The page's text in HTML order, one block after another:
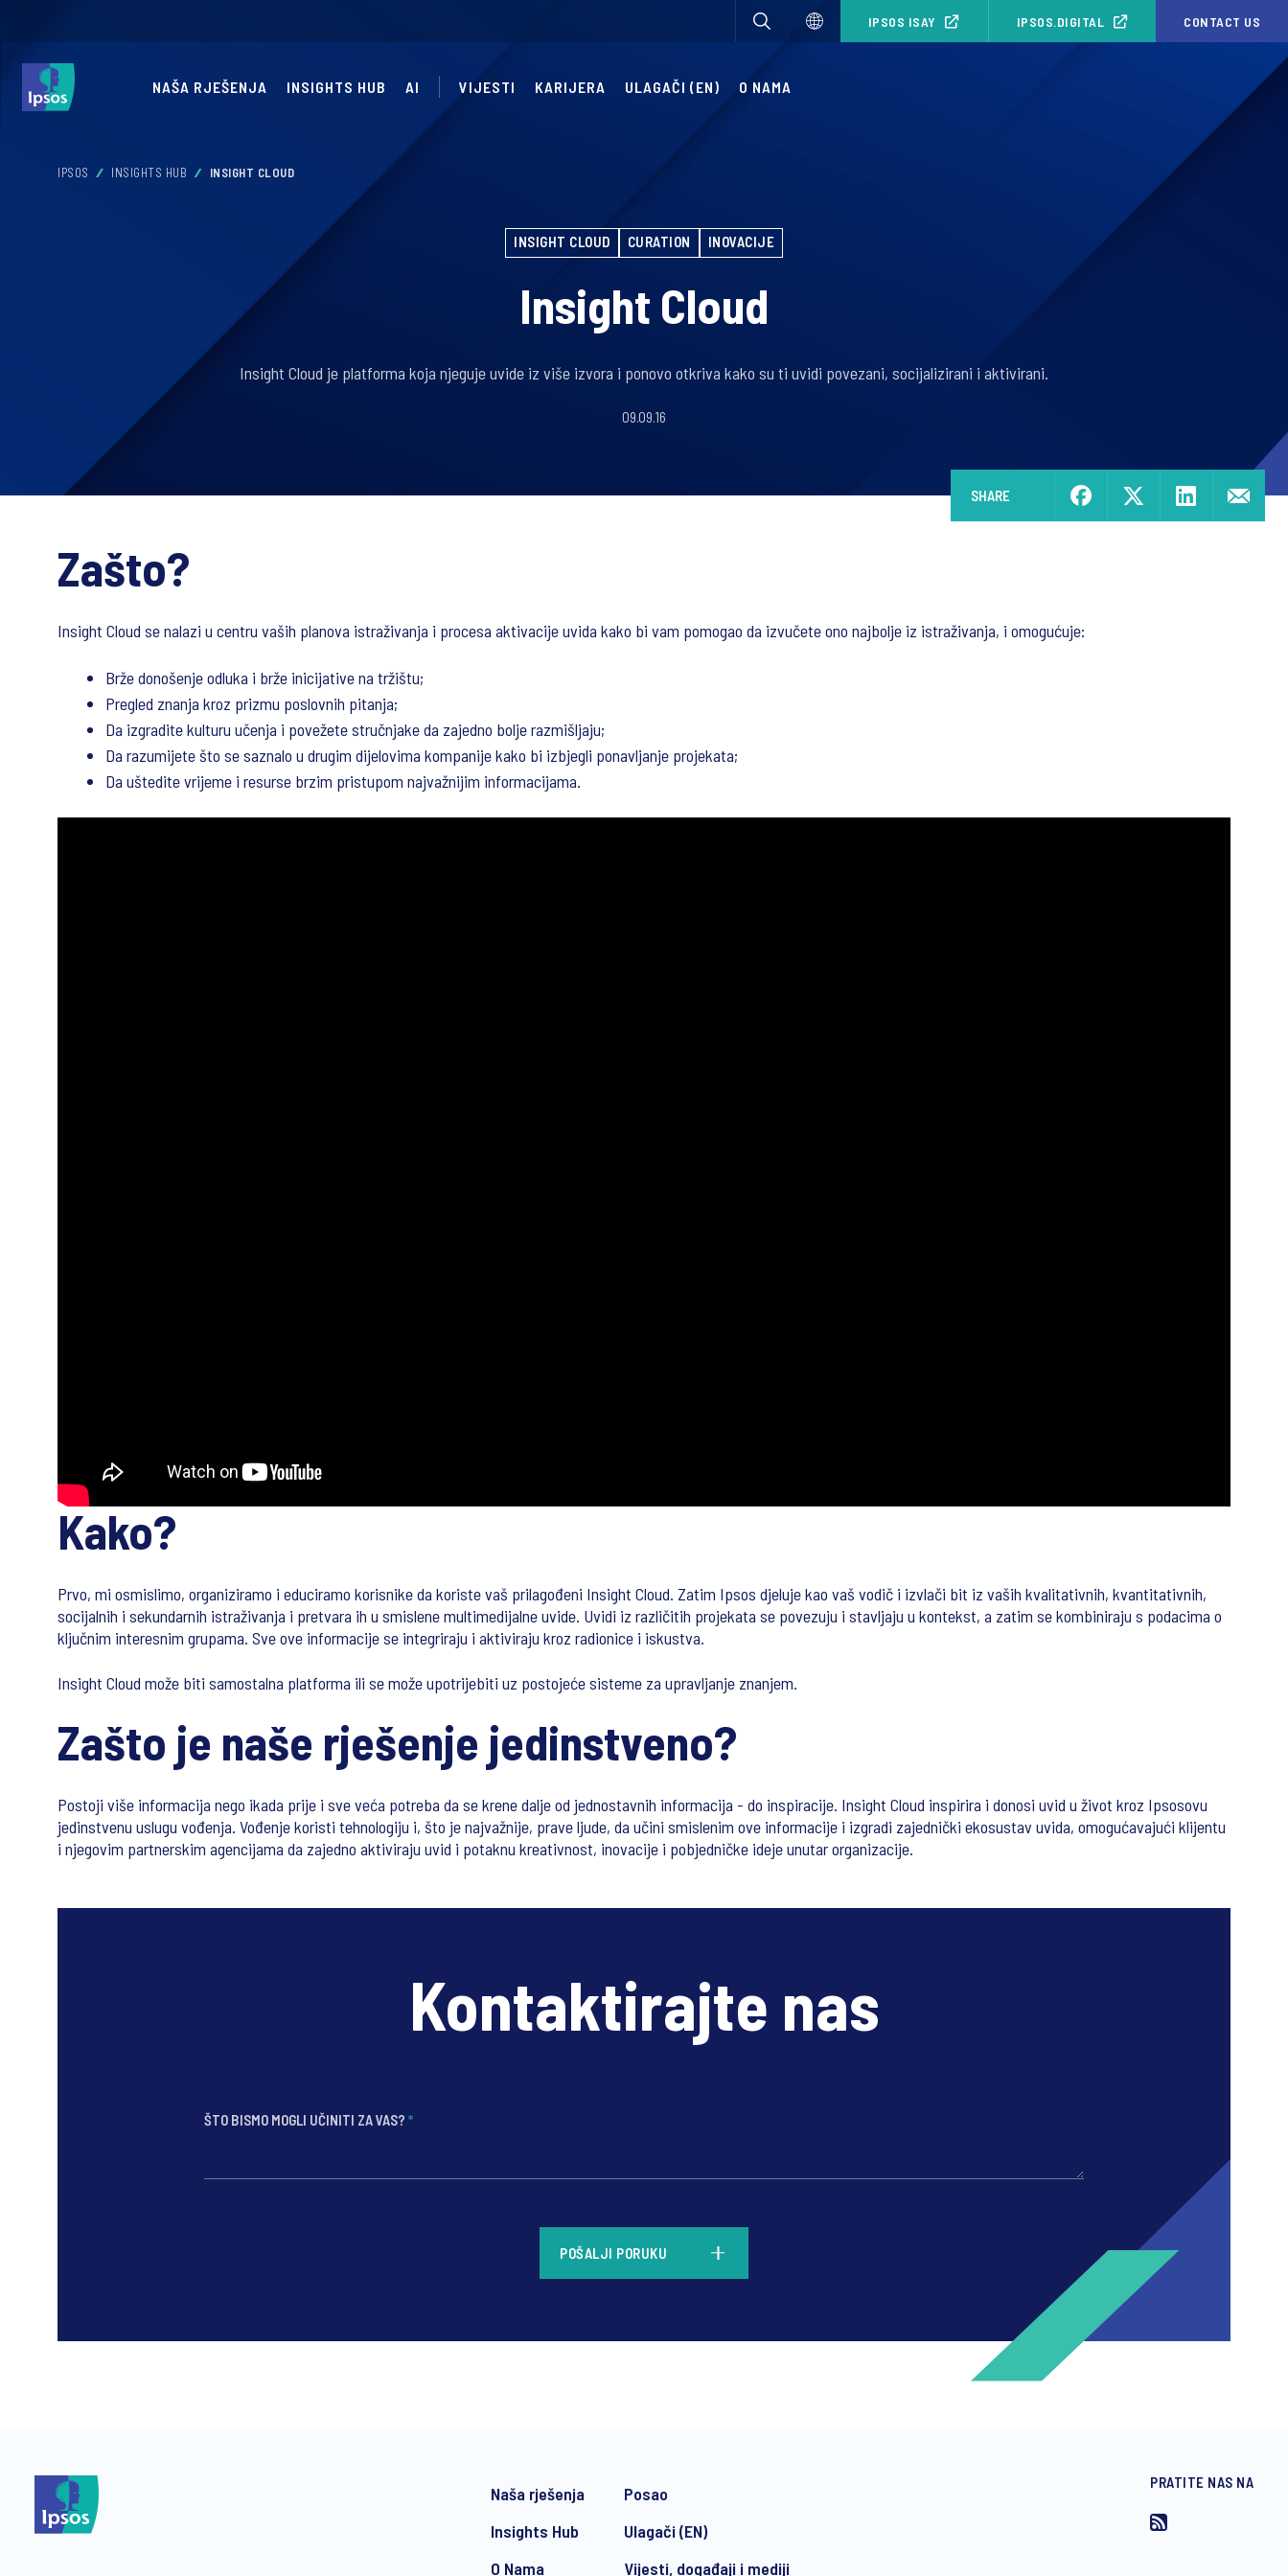
IPSOS ISAY IPSOS.DIGITAL CONTACT US
NAŠA RJEŠENJA INSIGHTS HUB AI VIJESTI KARIJERA ULAGAČI (EN) O NAMA
IPSOS INSIGHTS HUB INSIGHT CLOUD
INSIGHT CLOUD CURATION INOVACIJE
Insight Cloud
Insight Cloud je platforma koja njeguje uvide iz više izvora i ponovo otkriva kako su ti uvidi povezani, socijalizirani i aktivirani.
09.09.16
SHARE
Zašto?
Insight Cloud se nalazi u centru vaših planova istraživanja i procesa aktivacije uvida kako bi vam pomogao da izvučete ono najbolje iz istraživanja, i omogućuje:
Brže donošenje odluka i brže inicijative na tržištu;
Pregled znanja kroz prizmu poslovnih pitanja;
Da izgradite kulturu učenja i povežete stručnjake da zajedno bolje razmišljaju;
Da razumijete što se saznalo u drugim dijelovima kompanije kako bi izbjegli ponavljanje projekata;
Da uštedite vrijeme i resurse brzim pristupom najvažnijim informacijama.
Kako?
Prvo, mi osmislimo, organiziramo i educiramo korisnike da koriste vaš prilagođeni Insight Cloud. Zatim Ipsos djeluje kao vaš vodič i izvlači bit iz vaših kvalitativnih, kvantitativnih,
socijalnih i sekundarnih istraživanja i pretvara ih u smislene multimedijalne uvide. Uvidi iz različitih projekata se povezuju i stavljaju u kontekst, a zatim se kombiniraju s podacima o
ključnim interesnim grupama. Sve ove informacije se integriraju i aktiviraju kroz radionice i iskustva.
Insight Cloud može biti samostalna platforma ili se može upotrijebiti uz postojeće sisteme za upravljanje znanjem.
Zašto je naše rješenje jedinstveno?
Postoji više informacija nego ikada prije i sve veća potreba da se krene dalje od jednostavnih informacija - do inspiracije. Insight Cloud inspirira i donosi uvid u život kroz Ipsosovu
jedinstvenu uslugu vođenja. Vođenje koristi tehnologiju i, što je najvažnije, prave ljude, da učini smislenim ove informacije i izgradi zajednički ekosustav uvida, omogućavajući klijentu
i njegovim partnerskim agencijama da zajedno aktiviraju uvid i potaknu kreativnost, inovacije i pobjedničke ideje unutar organizacije.
Kontaktirajte nas
ŠTO BISMO MOGLI UČINITI ZA VAS? *
POŠALJI PORUKU
Naša rješenja
Insights Hub
O Nama
Posao
Ulagači (EN)
Vijesti, događaji i mediji
PRATITE NAS NA